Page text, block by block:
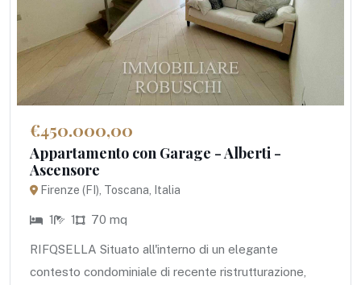
€450.000,00
Appartamento con Garage - Alberti -
Ascensore
Firenze (FI), Toscana, Italia
1 1 70 mq
RIFQSELLA Situato all'interno di un elegante
contesto condominiale di recente ristrutturazione,